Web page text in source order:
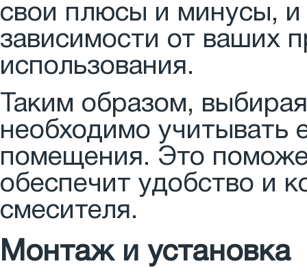
свои плюсы и минусы,
зависимости от ваших
использования.
Таким образом,
необходимо учитывать
помещения. Это
обеспечит удобство и
смесителя.
Монтаж и установка